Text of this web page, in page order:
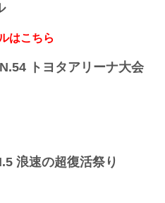
市営地下鉄「名城公園」駅 徒歩約
市営地下鉄「浄心」駅より徒歩約
MMAルール：5分 3R（71.0kg）
ー級タイトルマッチ／ラジャブア
ック
ー級タイトルマッチ
はこちら
トヨタアリーナ大会
浪速の超復活祭り